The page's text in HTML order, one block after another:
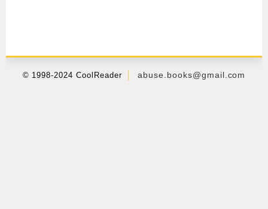
© 1998-2024 CoolReader abuse.books@gmail.com